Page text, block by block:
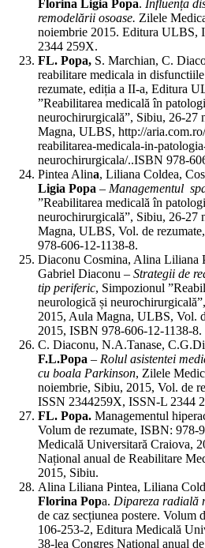
Florina Ligia Popa. Influența
remodelării osoase. Zilele
noiembrie 2015. Editura ULBS,
2344 259X.
FL. Popa, S. Marchian, C.
reabilitare medicala in
rezumate, ediția a II-a, Editura
”Reabilitarea medicală în
neurochirurgicală”, Sibiu, 26-27
Magna, ULBS, http://
reabilitarea-medicala-in-
neurochirurgicala/..ISBN 978-
Pintea Alina, Liliana Coldea,
Ligia Popa – Managementul
”Reabilitarea medicală în
neurochirurgicală”, Sibiu, 26-27
Magna, ULBS, Vol. de
978-606-12-1138-8.
Diaconu Cosmina, Alina Liliana
Gabriel Diaconu – Strategii de
tip periferic, Simpozionul
neurologică și
2015, Aula Magna, ULBS, Vol.
2015, ISBN 978-606-12-1138-8.
C. Diaconu, N.A.Tanase,
F.L.Popa – Rolul asistentei
cu boala Parkinson, Zilele
noiembrie, Sibiu, 2015, Vol. de
ISSN 2344259X, ISSN-L 2344
FL. Popa. Managementul
Volum de rezumate, ISBN: 978-
Medicală Universitară Craiova,
Național anual de Reabilitare
2015, Sibiu.
Alina Liliana Pintea, Liliana
Florina Popa. Dipareza radială
de caz secțiunea postere. Volum
106-253-2, Editura Medicală
38-lea Congres Național anual